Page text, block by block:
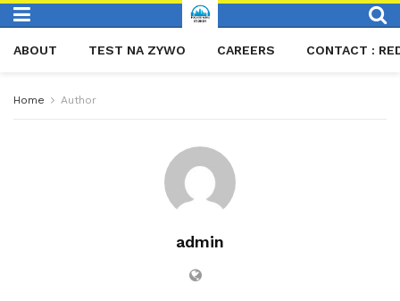
ABOUT TEST NA ZYWO CAREERS CONTACT :
Home Author
admin